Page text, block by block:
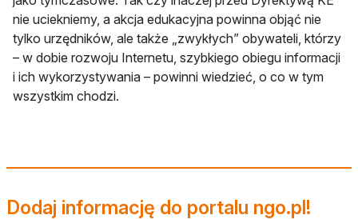
nie uciekniemy, a akcja edukacyjna powinna objąć nie
tylko urzędników, ale także „zwykłych” obywateli, którzy
– w dobie rozwoju Internetu, szybkiego obiegu informacji
i ich wykorzystywania – powinni wiedzieć, o co w tym
wszystkim chodzi.
Dodaj informację do portalu ngo.pl!